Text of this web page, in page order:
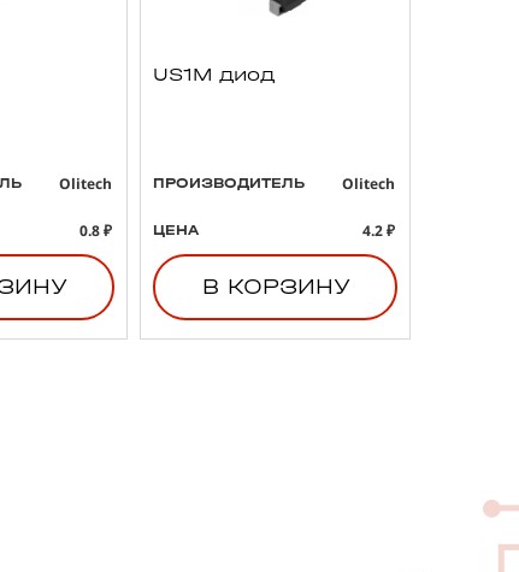
Olitech
0.8 ₽
US1M диод
ПРОИЗВОДИТЕЛЬ Olitech
ЦЕНА 4.2 ₽
В КОРЗИНУ